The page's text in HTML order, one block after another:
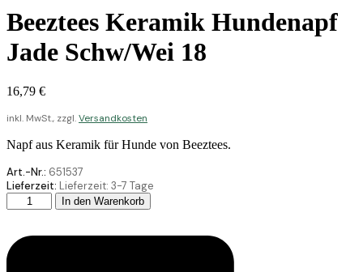
Beeztees Keramik Hundenapf
Jade Schw/Wei 18
16,79 €
inkl. MwSt., zzgl.Versandkosten
Napf aus Keramik für Hunde von Beeztees.
Art.-Nr.: 651537
Lieferzeit: Lieferzeit: 3-7 Tage
Beeztees
Keramik
Jade
Schw/Wei
In den Warenkorb